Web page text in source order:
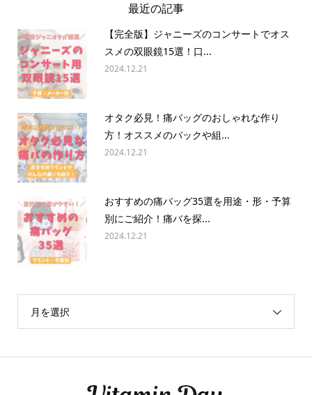
最近の記事
【完全版】ジャニーズのコンサートでオス
スメの双眼鏡15選！口...
2024.12.21
オタク必見！痛バッグのおしゃれな作り
方！オススメのバックや組...
2024.12.21
おすすめの痛バッグ35選を用途・形・予算
別にご紹介！痛バを探...
2024.12.21
月を選択